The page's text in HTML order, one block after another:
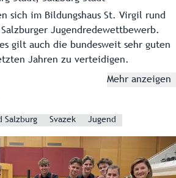
sich im Bildungshaus St. Virgil rund
Jugendredewettbewerb.
gilt auch die bundesweit sehr guten
Jahren zu verteidigen.
Mehr anzeigen
Salzburg Svazek Jugend